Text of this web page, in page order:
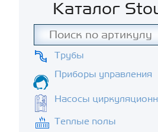
Каталог
Трубы
Приборы управления
Насосы
Теплые полы